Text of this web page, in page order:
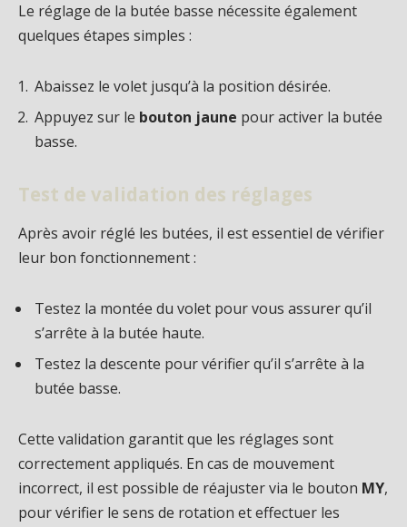
Le réglage de la butée basse nécessite également
quelques étapes simples :
Abaissez le volet jusqu’à la position désirée.
Appuyez sur le bouton jaune pour activer la butée
basse.
Test de validation des réglages
Après avoir réglé les butées, il est essentiel de vérifier
leur bon fonctionnement :
Testez la montée du volet pour vous assurer qu’il
s’arrête à la butée haute.
Testez la descente pour vérifier qu’il s’arrête à la
butée basse.
Cette validation garantit que les réglages sont
correctement appliqués. En cas de mouvement
incorrect, il est possible de réajuster via le bouton MY,
pour vérifier le sens de rotation et effectuer les